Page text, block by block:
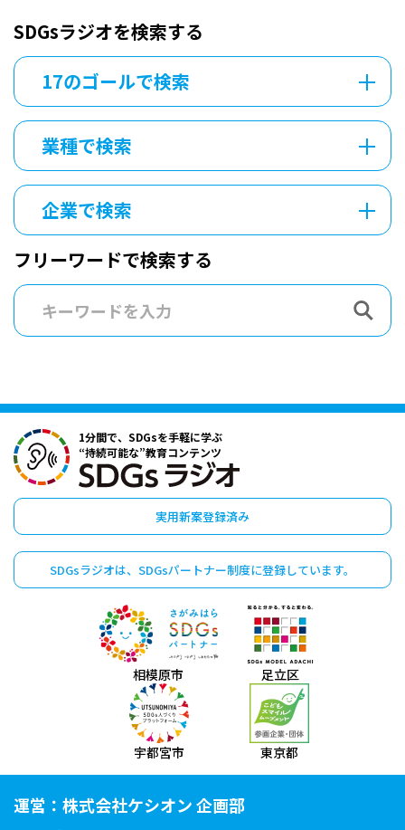
SDGsラジオを検索する
17のゴールで検索
業種で検索
企業で検索
フリーワードで検索する
1分間で、SDGsを手軽に学ぶ
“持続可能な”教育コンテンツ
実用新案登録済み
SDGsラジオは、 SDGsパートナー制度に登録しています。
相模原市 足立区
宇都宮市 東京都
運営：株式会社ケシオン 企画部